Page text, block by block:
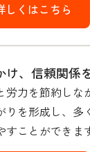
しくはこちら
け、信頼関係
労力を節約しな
りを形成し、多
ことができま